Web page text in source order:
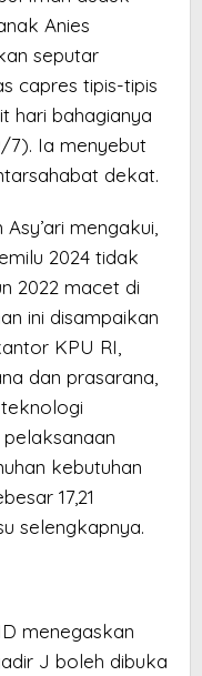
Anies
seputar
capres tipis-tipis
hari bahagianya
7). Ia menyebut
dekat.
mengakui,
2024 tidak
2022 macet di
ini disampaikan
KPU RI,
dan prasarana,
kebutuhan
17,21
selengkapnya.
menegaskan
J boleh dibuka